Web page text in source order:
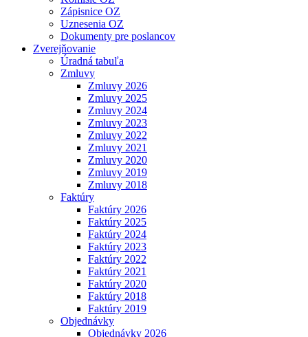
Zápisnice OZ
Uznesenia OZ
Dokumenty pre poslancov
Zverejňovanie
Úradná tabuľa
Zmluvy
Zmluvy 2026
Zmluvy 2025
Zmluvy 2024
Zmluvy 2023
Zmluvy 2022
Zmluvy 2021
Zmluvy 2020
Zmluvy 2019
Zmluvy 2018
Faktúry
Faktúry 2026
Faktúry 2025
Faktúry 2024
Faktúry 2023
Faktúry 2022
Faktúry 2021
Faktúry 2020
Faktúry 2018
Faktúry 2019
Objednávky
Objednávky 2026